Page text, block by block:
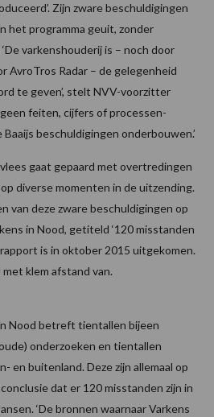
Zijn zware beschuldigingen
het programma geuit, zonder
varkenshouderij is – noch door
AvroTros Radar – de gelegenheid
te geven’, stelt NVV-voorzitter
geen feiten, cijfers of processen-
beschuldigingen onderbouwen.’
gaat gepaard met overtredingen
diverse momenten in de uitzending.
van deze zware beschuldigingen op
in Nood, getiteld ‘120 misstanden
is in oktober 2015 uitgekomen.
klem afstand van.
Nood betreft tientallen bijeen
onderzoeken en tientallen
en buitenland. Deze zijn allemaal op
dat er 120 misstanden zijn in
‘De bronnen waarnaar Varkens